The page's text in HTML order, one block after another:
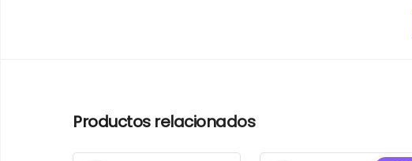
Productos relacionados